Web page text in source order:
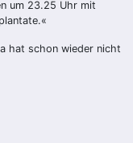
um 23.25 Uhr mit
hat schon wieder nicht